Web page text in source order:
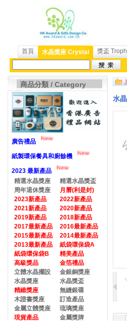
首頁 水晶獎座 Crystal 獎盃
商品分類 / Category
廣告禮品 New
紙製環保餐具和廚餘機 New
2023 最新產品
New
精選水晶獎座
精選水晶獎盃
周年退休獎座
月曆(利是封)
2023新產品
2022新產品
2021新產品
2020新產品
2019新產品
2018新產品
2017最新產品
2016最新產品
2015最新產品
2014最新產品
2013最新產品
紙袋環保袋A
紙袋環保袋B
精美產品
高級獎品
金箔禮品
立體水晶擺設
金銀銅獎座
水晶獎座
水晶獎盃
精緻獎座
無縫銀碟
木證書獎座
訂造產品
金屬立體獎座
琉璃獎座
現貨產品
金屬獎牌
水